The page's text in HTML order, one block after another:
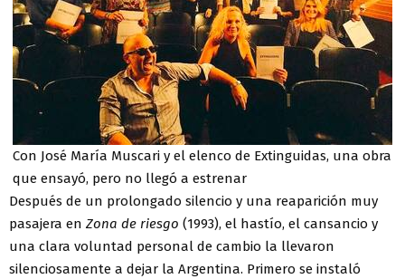
Con José María Muscari y el elenco de Extinguidas, una obra
que ensayó, pero no llegó a estrenar
Después de un prolongado silencio y una reaparición muy
pasajera en Zona de riesgo (1993), el hastío, el cansancio y
una clara voluntad personal de cambio la llevaron
silenciosamente a dejar la Argentina. Primero se instaló